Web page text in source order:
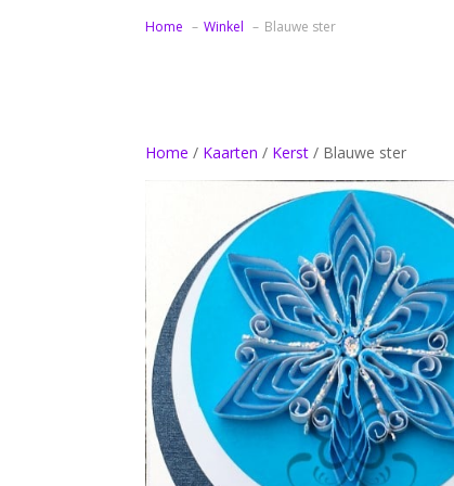
Home Winkel Blauwe ster
Home / Kaarten / Kerst / Blauwe ster
Bedankt samenwerking zonnebloemen Verjaardag 60 jaar